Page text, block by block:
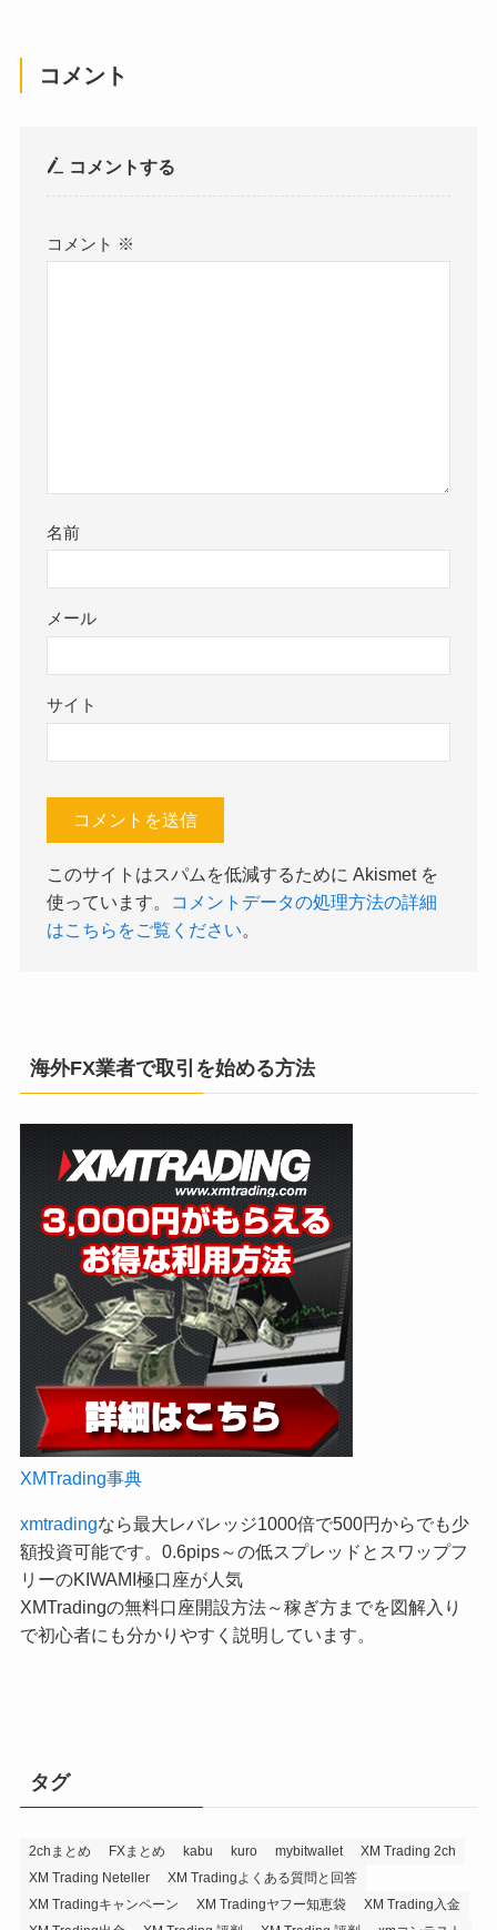
コメント
コメントする
コメント ※
名前
メール
サイト
このサイトはスパムを低減するために Akismet を
使っています。
コメントデータの処理方法の詳細
はこちらをご覧ください。
海外FX業者で取引を始める方法
XMTrading事典
xmtradingなら最大レバレッジ1000倍で500円からでも少
額投資可能です。0.6pips～の低スプレッドとスワップフ
リーのKIWAMI極口座が人気
XMTradingの無料口座開設方法～稼ぎ方までを図解入り
で初心者にも分かりやすく説明しています。
タグ
2chまとめ FXまとめ kabu kuro mybitwallet
XM Trading 2ch
XM Trading Neteller
XM Tradingよくある質問と回答
XM Tradingキャンペーン
XM Tradingヤフー知恵袋
XM Trading入金